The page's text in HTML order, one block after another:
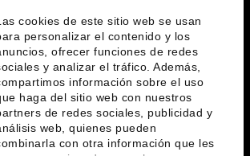
cookies de este sitio web se usan
personalizar el contenido y los
ofrecer funciones de redes
y analizar el tráfico. Además,
información sobre el uso
haga del sitio web con nuestros
de redes sociales, publicidad y
web, quienes pueden
con otra información que les
idiomas